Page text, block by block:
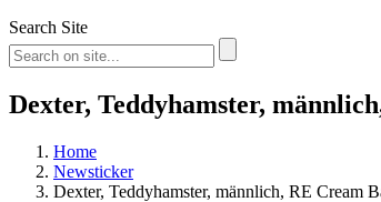
Search Site
Dexter, Teddyhamster,
Home
Newsticker
Dexter, Teddyhamster, männlich, RE Cream